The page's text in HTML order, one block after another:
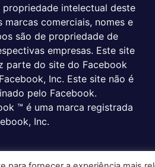
propriedade intelectual deste
marcas comerciais, nomes e
são de propriedade de
empresas. Este site
parte do site do Facebook
Inc. Este site não é
pelo Facebook.
™ é uma marca registrada
Inc.